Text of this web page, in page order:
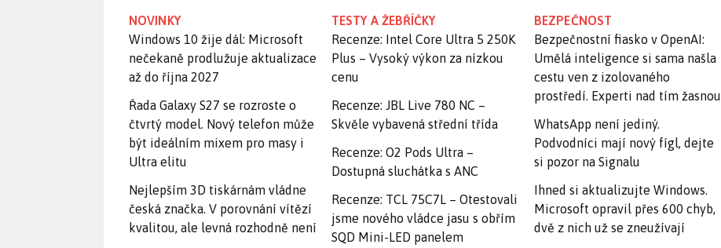
NOVINKY
Windows 10 žije dál: Microsoft
nečekaně prodlužuje aktualizace
až do října 2027
Řada Galaxy S27 se rozroste o
čtvrtý model. Nový telefon může
být ideálním mixem pro masy i
Ultra elitu
Nejlepším 3D tiskárnám vládne
česká značka. V porovnání vítězí
kvalitou, ale levná rozhodně není
TESTY A ŽEBŘÍČKY
Recenze: Intel Core Ultra 5 250K
Plus – Vysoký výkon za nízkou
cenu
Recenze: JBL Live 780 NC –
Skvěle vybavená střední třída
Recenze: O2 Pods Ultra –
Dostupná sluchátka s ANC
Recenze: TCL 75C7L – Otestovali
jsme nového vládce jasu s obřím
SQD Mini-LED panelem
BEZPEČNOST
Bezpečnostní fiasko v OpenAI:
Umělá inteligence si sama našla
cestu ven z izolovaného
prostředí. Experti nad tím žasnou
WhatsApp není jediný.
Podvodníci mají nový fígl, dejte
si pozor na Signalu
Ihned si aktualizujte Windows.
Microsoft opravil přes 600 chyb,
dvě z nich už se zneužívají